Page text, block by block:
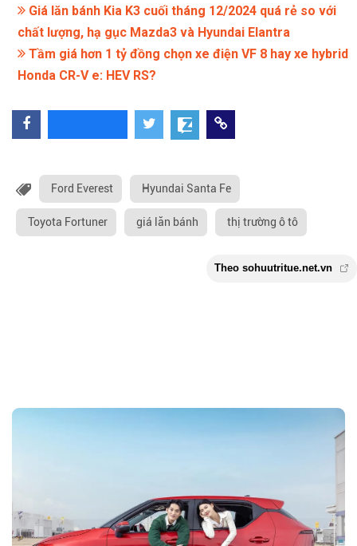
Giá lăn bánh Kia K3 cuối tháng 12/2024 quá rẻ so với
chất lượng, hạ gục Mazda3 và Hyundai Elantra
Tầm giá hơn 1 tỷ đồng chọn xe điện VF 8 hay xe hybrid
Honda CR-V e: HEV RS?
Ford Everest Hyundai Santa Fe
Toyota Fortuner giá lăn bánh thị trường ô tô